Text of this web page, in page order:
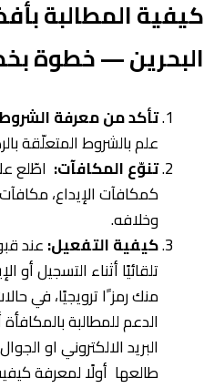
كيفية المطالبة
البحرين — خطوة
تأكد من معرفة
علم بالشروط المتعلّقة
تنوّع المكافآت: اطّلع
كمكافآت الإيداع، مكافآت
وخلافه.
كيفية التفعيل:عند
تلقائيًا أثناء التسجيل
منك رمز ًا ترويجيًا، في
الدعم للمطالبة
البريد الالكتروني او
طالعها أولًا لمعرفة